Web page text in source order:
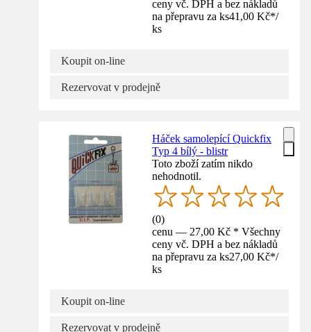
ceny vč. DPH a bez nákladů
na přepravu za ks41,00 Kč*/
ks
Koupit on-line
Rezervovat v prodejně
Háček samolepící Quickfix
Typ 4 bílý - blistr
Toto zboží zatím nikdo
nehodnotil.
(0)
cenu — 27,00 Kč * Všechny
ceny vč. DPH a bez nákladů
na přepravu za ks27,00 Kč*/
ks
Koupit on-line
Rezervovat v prodejně